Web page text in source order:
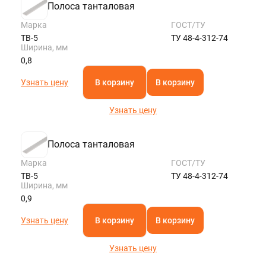
Полоса танталовая
Марка
ТВ-5
ГОСТ/ТУ
ТУ 48-4-312-74
Ширина, мм
0,8
Узнать цену В корзину В корзину
Узнать цену
Полоса танталовая
Марка
ТВ-5
ГОСТ/ТУ
ТУ 48-4-312-74
Ширина, мм
0,9
Узнать цену В корзину В корзину
Узнать цену